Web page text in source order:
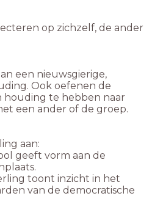
op zichzelf, de ander
een nieuwsgierige,
Ook oefenen de
houding te hebben naar
een ander of de groep.
aan:
geeft vorm aan de
toont inzicht in het
van de democratische